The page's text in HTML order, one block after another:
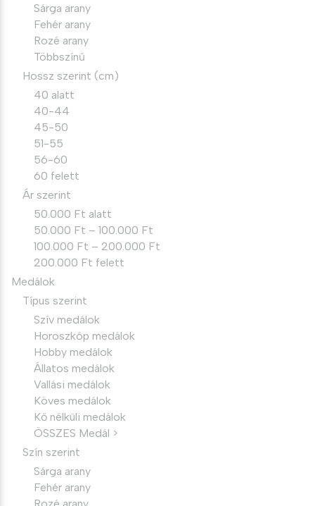
Sárga arany
Fehér arany
Rozé arany
Többszínű
Hossz szerint (cm)
40 alatt
40-44
45-50
51-55
56-60
60 felett
Ár szerint
50.000 Ft alatt
50.000 Ft – 100.000 Ft
100.000 Ft – 200.000 Ft
200.000 Ft felett
Medálok
Típus szerint
Szív medálok
Horoszkóp medálok
Hobby medálok
Állatos medálok
Vallási medálok
Köves medálok
Kő nélküli medálok
ÖSSZES Medál >
Szín szerint
Sárga arany
Fehér arany
Rozé arany